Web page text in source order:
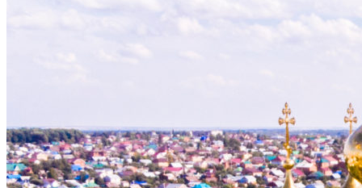
МИТРОПОЛИТ ЧЕБОКСАРСКИЙ И
СВЯЩЕННОСЛУЖИТЕЛИ
ТАИНСТВО И ТРЕБЫ